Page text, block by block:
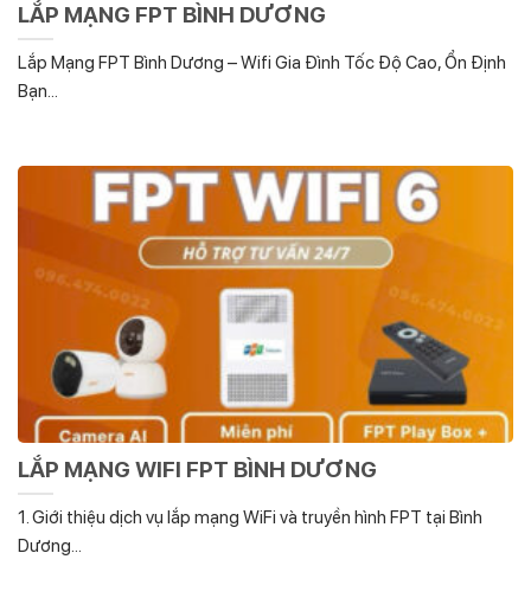
LẮP MẠNG FPT BÌNH DƯƠNG
Lắp Mạng FPT Bình Dương – Wifi Gia Đình Tốc Độ Cao, Ổn Định
Bạn...
LẮP MẠNG WIFI FPT BÌNH DƯƠNG
1. Giới thiệu dịch vụ lắp mạng WiFi và truyền hình FPT tại Bình
Dương...